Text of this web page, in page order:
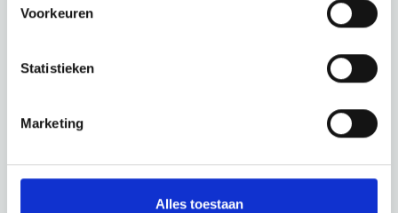
Voorkeuren
Statistieken
Marketing
Alles toestaan